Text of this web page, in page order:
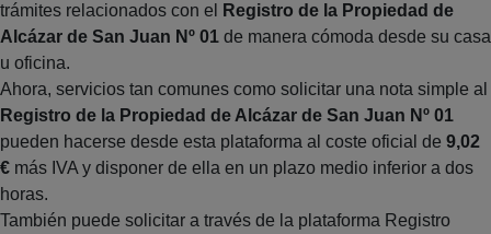
trámites relacionados con el
Registro de la Propiedad de
Alcázar de San Juan Nº 01 de manera cómoda desde su casa
u oficina.
Ahora, servicios tan comunes como solicitar una nota simple al
Registro de la Propiedad de Alcázar de San Juan Nº 01
pueden hacerse desde esta plataforma al coste oficial de 9,02
€ más IVA y disponer de ella en un plazo medio inferior a dos
horas.
También puede solicitar a través de la plataforma Registro